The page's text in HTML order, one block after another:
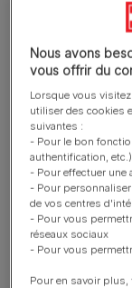
Nous avons
vous offrir du
Lorsque vous
utiliser des cookies
suivantes :
- Pour le bon
authentification, etc.)
- Pour effectuer une
- Pour
de vos centres
- Pour vous
réseaux sociaux
- Pour vous
Pour en savoir